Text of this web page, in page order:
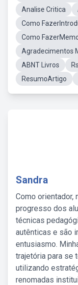
Analise Critica
Como
Como
Agradecimentos
ABNT Livros
ResumoArtigo
Sandra
Como orientador,
progresso dos
técnicas
autênticas e são
entusiasmo.
trajetória para se
utilizando
renomadas